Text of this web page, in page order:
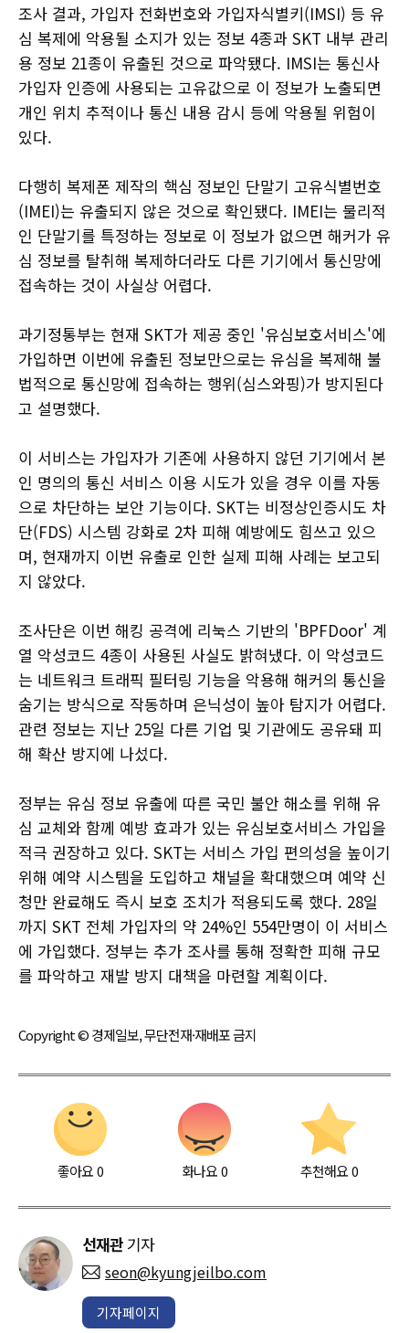
조사 결과, 가입자 전화번호와 가입자식별키(IMSI) 등 유
심 복제에 악용될 소지가 있는 정보 4종과 SKT 내부 관리
용 정보 21종이 유출된 것으로 파악됐다. IMSI는 통신사
가입자 인증에 사용되는 고유값으로 이 정보가 노출되면
개인 위치 추적이나 통신 내용 감시 등에 악용될 위험이
있다.
다행히 복제폰 제작의 핵심 정보인 단말기 고유식별번호
(IMEI)는 유출되지 않은 것으로 확인됐다. IMEI는 물리적
인 단말기를 특정하는 정보로 이 정보가 없으면 해커가 유
심 정보를 탈취해 복제하더라도 다른 기기에서 통신망에
접속하는 것이 사실상 어렵다.
과기정통부는 현재 SKT가 제공 중인 '유심보호서비스'에
가입하면 이번에 유출된 정보만으로는 유심을 복제해 불
법적으로 통신망에 접속하는 행위(심스와핑)가 방지된다
고 설명했다.
이 서비스는 가입자가 기존에 사용하지 않던 기기에서 본
인 명의의 통신 서비스 이용 시도가 있을 경우 이를 자동
으로 차단하는 보안 기능이다. SKT는 비정상인증시도 차
단(FDS) 시스템 강화로 2차 피해 예방에도 힘쓰고 있으
며, 현재까지 이번 유출로 인한 실제 피해 사례는 보고되
지 않았다.
조사단은 이번 해킹 공격에 리눅스 기반의 'BPFDoor' 계
열 악성코드 4종이 사용된 사실도 밝혀냈다. 이 악성코드
는 네트워크 트래픽 필터링 기능을 악용해 해커의 통신을
숨기는 방식으로 작동하며 은닉성이 높아 탐지가 어렵다.
관련 정보는 지난 25일 다른 기업 및 기관에도 공유돼 피
해 확산 방지에 나섰다.
정부는 유심 정보 유출에 따른 국민 불안 해소를 위해 유
심 교체와 함께 예방 효과가 있는 유심보호서비스 가입을
적극 권장하고 있다. SKT는 서비스 가입 편의성을 높이기
위해 예약 시스템을 도입하고 채널을 확대했으며 예약 신
청만 완료해도 즉시 보호 조치가 적용되도록 했다. 28일
까지 SKT 전체 가입자의 약 24%인 554만명이 이 서비스
에 가입했다. 정부는 추가 조사를 통해 정확한 피해 규모
를 파악하고 재발 방지 대책을 마련할 계획이다.
Copyright © 경제일보, 무단전재·재배포 금지
좋아요0 화나요0 추천해요 0
선재관 기자
seon@kyungjeilbo.com
기자페이지